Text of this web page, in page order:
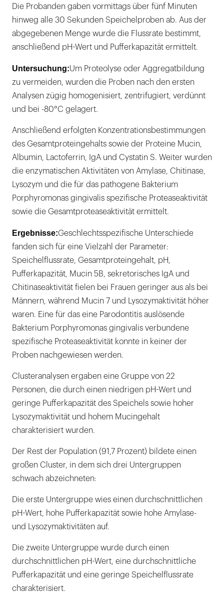
Die Probanden gaben vormittags über fünf Minuten
hinweg alle 30 Sekunden Speichelproben ab. Aus der
abgegebenen Menge wurde die Flussrate bestimmt,
anschließend pH-Wert und Pufferkapazität ermittelt.
Untersuchung:Um Proteolyse oder Aggregatbildung
zu vermeiden, wurden die Proben nach den ersten
Analysen zügig homogenisiert, zentrifugiert, verdünnt
und bei -80°C gelagert.
Anschließend erfolgten Konzentrationsbestimmungen
des Gesamtproteingehalts sowie der Proteine Mucin,
Albumin, Lactoferrin, IgA und Cystatin S. Weiter wurden
die enzymatischen Aktivitäten von Amylase, Chitinase,
Lysozym und die für das pathogene Bakterium
Porphyromonas gingivalis spezifische Proteaseaktivität
sowie die Gesamtproteaseaktivität ermittelt.
Ergebnisse:Geschlechtsspezifische Unterschiede
fanden sich für eine Vielzahl der Parameter:
Speichelflussrate, Gesamtproteingehalt, pH,
Pufferkapazität, Mucin 5B, sekretorisches IgA und
Chitinaseaktivität fielen bei Frauen geringer aus als bei
Männern, während Mucin 7 und Lysozymaktivität höher
waren. Eine für das eine Parodontitis auslösende
Bakterium Porphyromonas gingivalis verbundene
spezifische Proteaseaktivität konnte in keiner der
Proben nachgewiesen werden.
Clusteranalysen ergaben eine Gruppe von 22
Personen, die durch einen niedrigen pH-Wert und
geringe Pufferkapazität des Speichels sowie hoher
Lysozymaktivität und hohem Mucingehalt
charakterisiert wurden.
Der Rest der Population (91,7 Prozent) bildete einen
großen Cluster, in dem sich drei Untergruppen
schwach abzeichneten:
Die erste Untergruppe wies einen durchschnittlichen
pH-Wert, hohe Pufferkapazität sowie hohe Amylase-
und Lysozymaktivitäten auf.
Die zweite Untergruppe wurde durch einen
durchschnittlichen pH-Wert, eine durchschnittliche
Pufferkapazität und eine geringe Speichelflussrate
charakterisiert.